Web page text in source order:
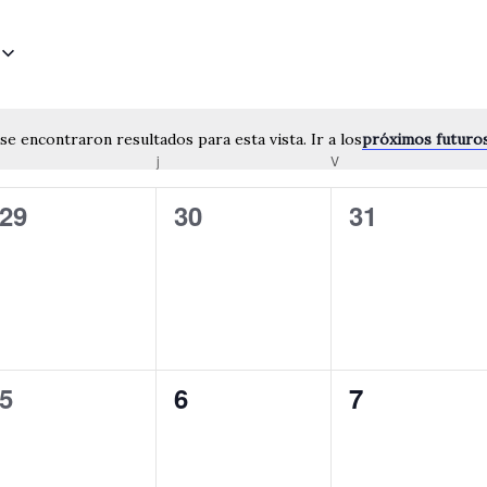
Notice
encontraron resultados para esta vista. Ir a lospróximos
j V
0
29
0
30
0
31
0
5
0
6
0
7